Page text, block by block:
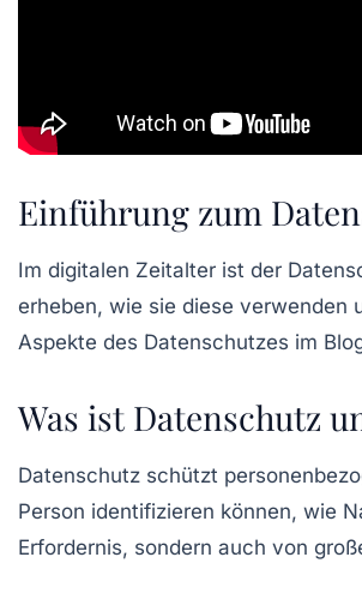
Einführung zum
Im digitalen Zeitalter ist der
erheben, wie sie diese verwenden
Aspekte des Datenschutzes im
Was ist Datenschutz
Datenschutz schützt
Person identifizieren können, wie
Erfordernis, sondern auch von